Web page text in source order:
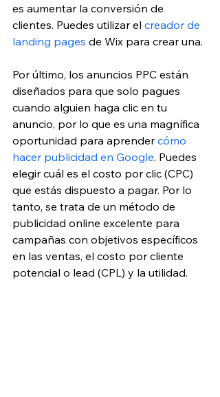
es aumentar la conversión de
clientes. Puedes utilizar el creador de
landing pages de Wix para crear una.
Por último, los anuncios PPC están
diseñados para que solo pagues
cuando alguien haga clic en tu
anuncio, por lo que es una magnífica
oportunidad para aprender cómo
hacer publicidad en Google. Puedes
elegir cuál es el costo por clic (CPC)
que estás dispuesto a pagar. Por lo
tanto, se trata de un método de
publicidad online excelente para
campañas con objetivos específicos
en las ventas, el costo por cliente
potencial o lead (CPL) y la utilidad.